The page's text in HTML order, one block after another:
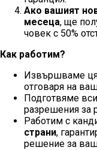
Ако вашият
месеца, ще
човек с 50%
Как работим?
Извършваме
отговаря на
Подготвяме
разрешения за
Работим с
страни,
решение за